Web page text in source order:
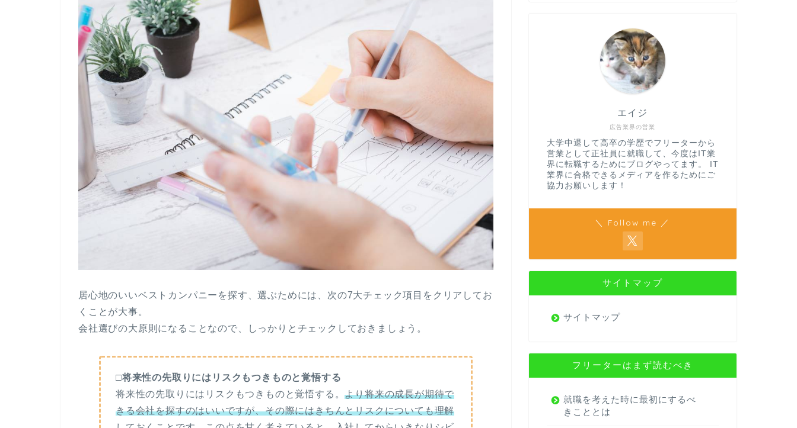
居心地のいいベストカンパニーを探す、選ぶためには、次の7大チェック項目をクリアしてお
くことが大事。
会社選びの大原則になることなので、しっかりとチェックしておきましょう。
□将来性の先取りにはリスクもつきものと覚悟する
将来性の先取りにはリスクもつきものと覚悟する。より将来の成長が期待で
きる会社を探すのはいいですが、その際にはきちんとリスクについても理解
広告業界の営業
エイジ
大学中退して高卒の学歴でフリーターから
営業として正社員に就職して、今度はIT業
界に転職するためにブログやってます。 IT
業界に合格できるメディアを作るためにご
協力お願いします！
＼ Follow me ／
サイトマップ
サイトマップ
フリーターはまず読むべき
就職を考えた時に最初にするべ
きこととは